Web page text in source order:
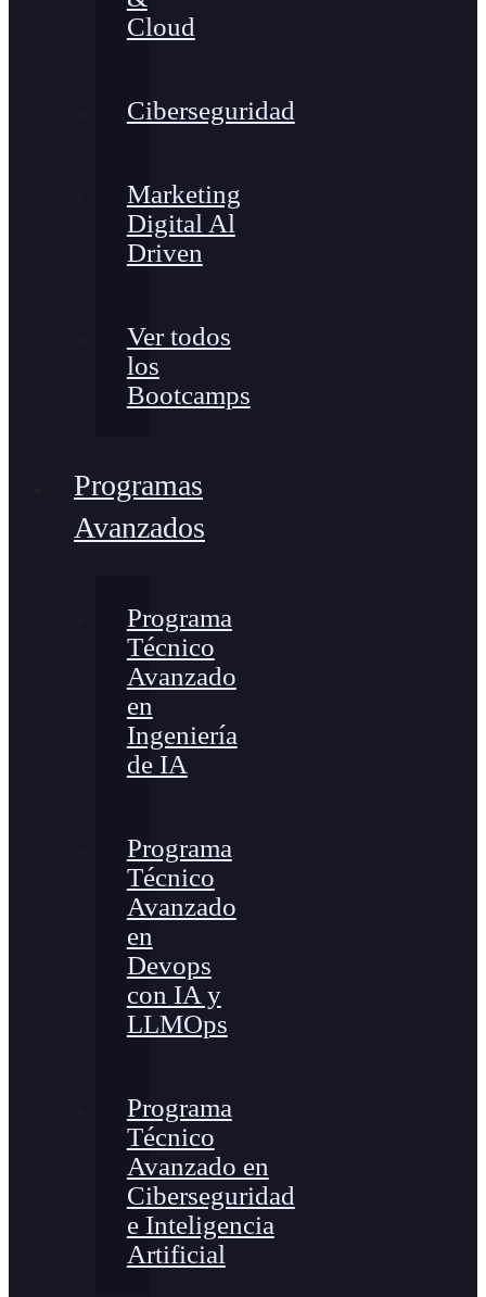
Cloud
Ciberseguridad
Marketing
Digital Al
Driven
Ver todos
los
Bootcamps
Programas
Avanzados
Programa
Técnico
Avanzado
en
Ingeniería
de IA
Programa
Técnico
Avanzado
en
Devops
con IA y
LLMOps
Programa
Técnico
Avanzado en
Ciberseguridad
e Inteligencia
Artificial